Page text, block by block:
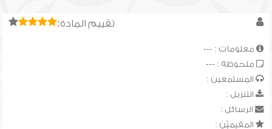
تقييم المادة:
معلومات : ---
ملحوظة : ---
المستمعين :
التنزيل :
الرسائل :
المقيميّن :